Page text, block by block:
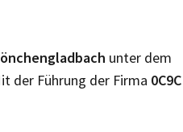
unter dem
der Führung der Firma